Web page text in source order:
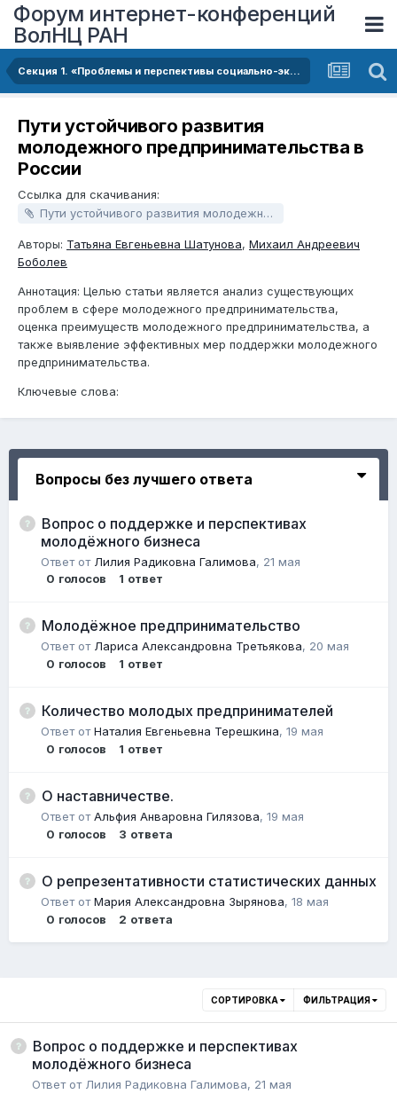
Форум интернет-конференций
ВолНЦ РАН
Секция 1. «Проблемы и перспективы социально-экономического развития территорий в условиях структурно-технологической трансформации российской экономики»
Пути устойчивого развития
молодежного предпринимательства в
России
Ссылка для скачивания:
Пути устойчивого развития молодежного предпринимательства в России.docx
Авторы: Татьяна Евгеньевна Шатунова, Михаил Андреевич
Боболев
Аннотация: Целью статьи является анализ существующих
проблем в сфере молодежного предпринимательства,
оценка преимуществ молодежного предпринимательства, а
также выявление эффективных мер поддержки молодежного
предпринимательства.
Ключевые слова:
Вопросы без лучшего ответа
Вопрос о поддержке и перспективах
молодёжного бизнеса
Ответ от Лилия Радиковна Галимова, 21 мая
0 голосов 1 ответ
Молодёжное предпринимательство
Ответ от Лариса Александровна Третьякова, 20 мая
0 голосов 1 ответ
Количество молодых предпринимателей
Ответ отНаталия Евгеньевна Терешкина, 19 мая
0 голосов 1 ответ
О наставничестве.
Ответ отАльфия Анваровна Гилязова, 19 мая
0 голосов 3 ответа
О репрезентативности статистических данных
Ответ отМария Александровна Зырянова, 18 мая
0 голосов 2 ответа
СОРТИРОВКА ФИЛЬТРАЦИЯ
Вопрос о поддержке и перспективах
молодёжного бизнеса
Ответ от Лилия Радиковна Галимова, 21 мая